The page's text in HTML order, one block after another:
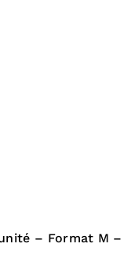
– Format M –